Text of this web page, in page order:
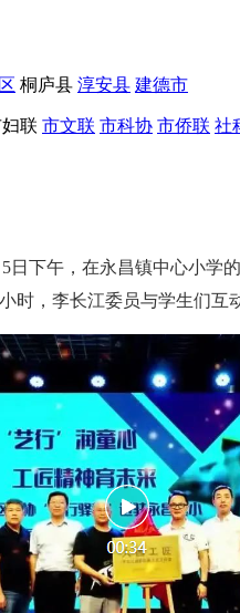
桐庐县 淳安县 建德市
联 市文联 市科协 市侨联 社
日下午，在永昌镇中心小
，李长江委员与学生们